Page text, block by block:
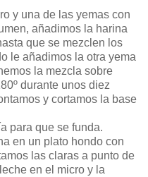
y una de las yemas con
añadimos la harina
que se mezclen los
le añadimos la otra yema
la mezcla sobre
durante unos diez
y cortamos la base
para que se funda.
en un plato hondo con
las claras a punto de
en el micro y la